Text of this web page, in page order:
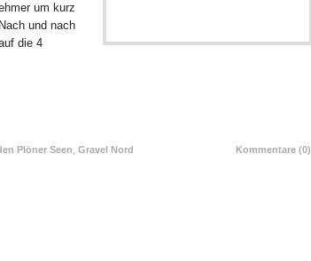
um kurz
und nach
die 4
Plöner Seen Gravel Nord Kommentare (0)